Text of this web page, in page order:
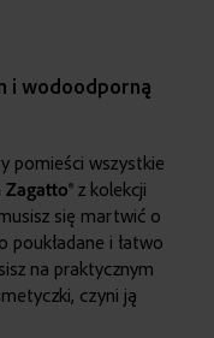
i wodoodporną
pomieści wszystkie
Zagatto® z kolekcji
się martwić o
poukładane i łatwo
na praktycznym
czyni ją